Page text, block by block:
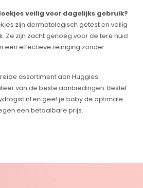
veilig voor dagelijks gebruik?
zijn dermatologisch getest en veilig
Ze zijn zacht genoeg voor de tere huid
een effectieve reiniging zonder
assortiment aan Huggies
van de beste aanbiedingen. Bestel
en geef je baby de optimale
een betaalbare prijs.